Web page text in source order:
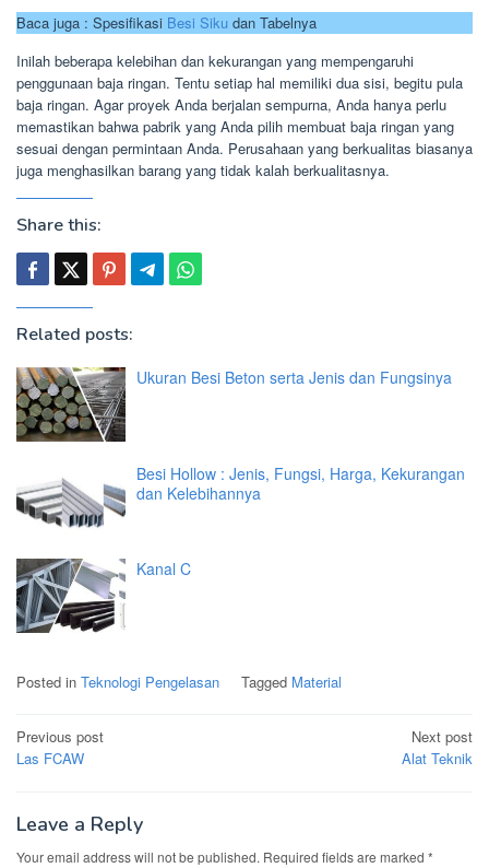
Baca juga : Spesifikasi Besi Siku dan Tabelnya
Inilah beberapa kelebihan dan kekurangan yang mempengaruhi
penggunaan baja ringan. Tentu setiap hal memiliki dua sisi, begitu pula
baja ringan. Agar proyek Anda berjalan sempurna, Anda hanya perlu
memastikan bahwa pabrik yang Anda pilih membuat baja ringan yang
sesuai dengan permintaan Anda. Perusahaan yang berkualitas biasanya
juga menghasilkan barang yang tidak kalah berkualitasnya.
Share this:
Related posts:
Ukuran Besi Beton serta Jenis dan Fungsinya
Besi Hollow : Jenis, Fungsi, Harga, Kekurangan
dan Kelebihannya
Kanal C
Posted in Teknologi Pengelasan Tagged Material
Post
navigation
Previous post
Las FCAW
Next post
Alat Teknik
Leave a Reply
Your email address will not be published. Required fields are marked *